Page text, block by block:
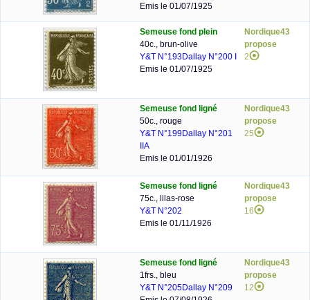
Emis le 01/07/1925
Semeuse fond plein
40c., brun-olive
Y&T N°193Dallay N°200 I
Emis le 01/07/1925
Nordique43
propose
2
Semeuse fond ligné
50c., rouge
Y&T N°199Dallay N°201
IIA
Emis le 01/01/1926
Nordique43
propose
25
Semeuse fond ligné
75c., lilas-rose
Y&T N°202
Emis le 01/11/1926
Nordique43
propose
16
Semeuse fond ligné
1frs., bleu
Y&T N°205Dallay N°209
Nordique43
propose
12